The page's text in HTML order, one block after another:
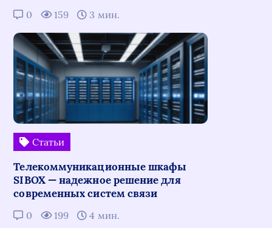
0 159 3 мин.
Статьи
Телекоммуникационные шкафы
SIBOX — надежное решение для
современных систем связи
0 199 4 мин.